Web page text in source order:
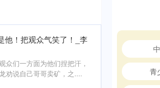
他！把观众气笑了！_李
众们一方面为他们捏把汗，
劝说自己哥哥卖矿，之....
青